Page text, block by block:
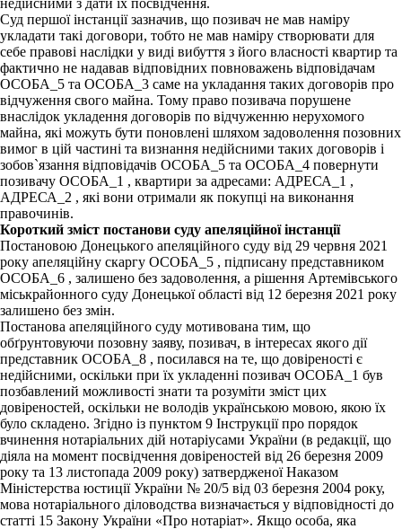
Суд першої інстанції зазначив, що позивач не мав наміру
укладати такі договори, тобто не мав наміру створювати для
себе правові наслідки у виді вибуття з його власності квартир та
фактично не надавав відповідних повноважень відповідачам
ОСОБА_5 та ОСОБА_3 саме на укладання таких договорів про
відчуження свого майна. Тому право позивача порушене
внаслідок укладення договорів по відчуженню нерухомого
майна, які можуть бути поновлені шляхом задоволення позовних
вимог в цій частині та визнання недійсними таких договорів і
зобов`язання відповідачів ОСОБА_5 та ОСОБА_4 повернути
позивачу ОСОБА_1 , квартири за адресами: АДРЕСА_1 ,
АДРЕСА_2 , які вони отримали як покупці на виконання
правочинів.
Короткий зміст постанови суду апеляційної інстанції
Постановою Донецького апеляційного суду від 29 червня 2021
року апеляційну скаргу ОСОБА_5 , підписану представником
ОСОБА_6 , залишено без задоволення, а рішення Артемівського
міськрайонного суду Донецької області від 12 березня 2021 року
залишено без змін.
Постанова апеляційного суду мотивована тим, що
обґрунтовуючи позовну заяву, позивач, в інтересах якого дії
представник ОСОБА_8 , посилався на те, що довіреності є
недійсними, оскільки при їх укладенні позивач ОСОБА_1 був
позбавлений можливості знати та розуміти зміст цих
довіреностей, оскільки не володів українською мовою, якою їх
було складено. Згідно із пунктом 9 Інструкції про порядок
вчинення нотаріальних дій нотаріусами України (в редакції, що
діяла на момент посвідчення довіреностей від 26 березня 2009
року та 13 листопада 2009 року) затвердженої Наказом
Міністерства юстиції України № 20/5 від 03 березня 2004 року,
мова нотаріального діловодства визначається у відповідності до
статті 15 Закону України «Про нотаріат». Якщо особа, яка